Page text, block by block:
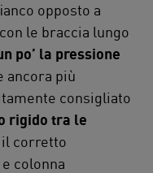
opposto a
le braccia lungo
po’ la pressione
ancora più
consigliato
rigido tra le
il corretto
colonna